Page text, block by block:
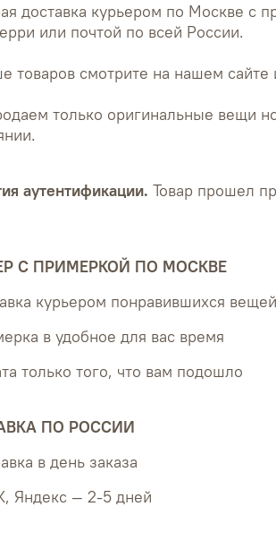
доставка курьером по Москве с
или почтой по всей России.
товаров смотрите на нашем сайте
только оригинальные вещи
аутентификации. Товар прошел
С ПРИМЕРКОЙ ПО МОСКВЕ
курьером понравившихся вещей
в удобное для вас время
только того, что вам подошло
ПО РОССИИ
в день заказа
Яндекс — 2-5 дней